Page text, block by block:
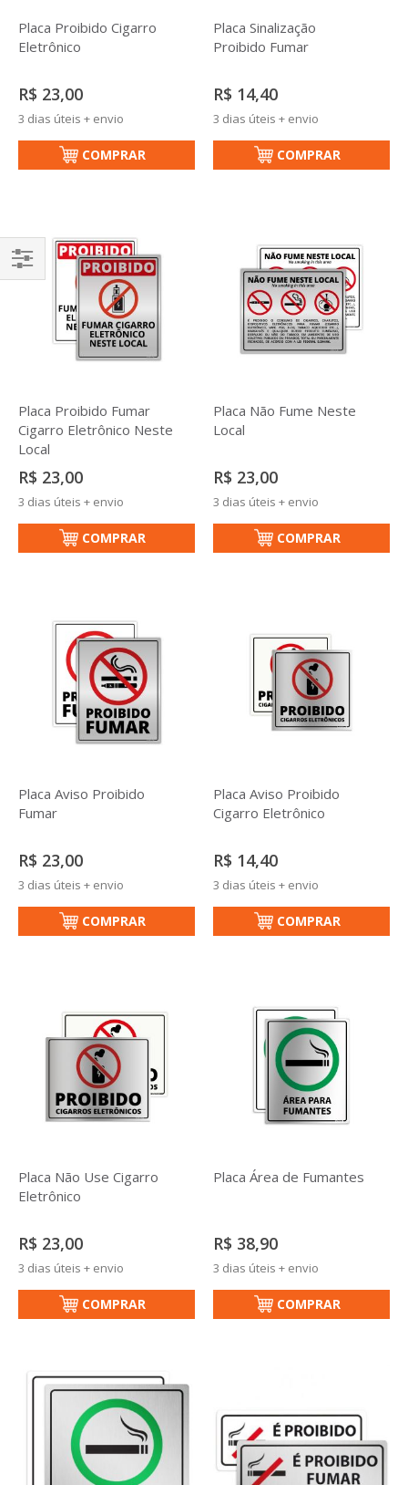
Placa Proibido Cigarro
Eletrônico
R$ 23,00
3 dias úteis + envio
COMPRAR
Placa Sinalização
Proibido Fumar
R$ 14,40
3 dias úteis + envio
COMPRAR
Placa Proibido Fumar
Cigarro Eletrônico Neste
Local
R$ 23,00
3 dias úteis + envio
COMPRAR
Placa Não Fume Neste
Local
R$ 23,00
3 dias úteis + envio
COMPRAR
Placa Aviso Proibido
Fumar
R$ 23,00
3 dias úteis + envio
COMPRAR
Placa Aviso Proibido
Cigarro Eletrônico
R$ 14,40
3 dias úteis + envio
COMPRAR
Placa Não Use Cigarro
Eletrônico
R$ 23,00
3 dias úteis + envio
COMPRAR
Placa Área de Fumantes
R$ 38,90
3 dias úteis + envio
COMPRAR
Filtrar